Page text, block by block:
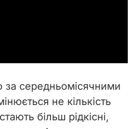
за середньомісячними
не кількість
більш рідкісні,